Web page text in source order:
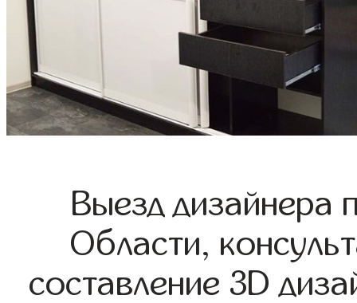
Выезд дизайнера
Области,
составление 3D